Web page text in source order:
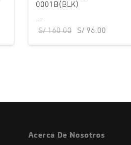
0001B(BLK)
...
S/160.00
El precio
S/ 96.00
Acerca De Nosotros